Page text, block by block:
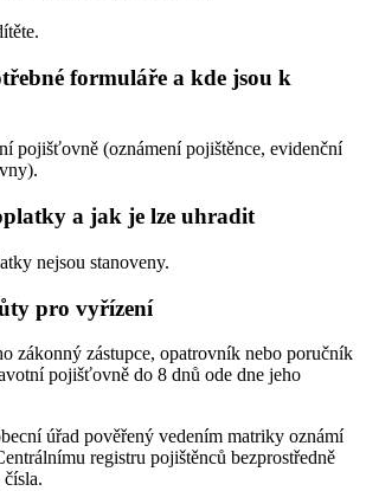
formuláře a kde jsou k
pojišťovně (oznámení pojištěnce, evidenční
a jak je lze uhradit
nejsou stanoveny.
pro vyřízení
zákonný zástupce, opatrovník nebo poručník
pojišťovně do 8 dnů ode dne jeho
úřad pověřený vedením matriky oznámí
registru pojištěnců bezprostředně